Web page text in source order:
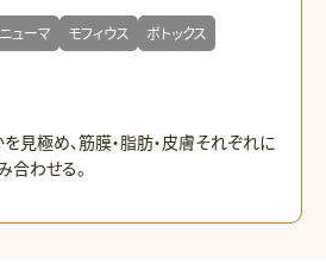
ューマ モフィウス
ボトックス
見極め、筋膜・脂肪・皮膚それぞれに
合わせる。